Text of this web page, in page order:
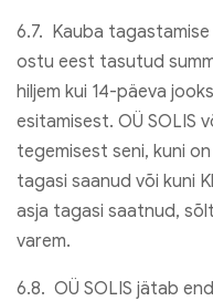
6.7. Kauba
ostu eest tasutud
hiljem kui 14-päeva
esitamisest. OÜ SOLIS
tegemisest seni, kuni
tagasi saanud või kuni
asja tagasi saatnud,
varem.
6.8. OÜ SOLIS jätab